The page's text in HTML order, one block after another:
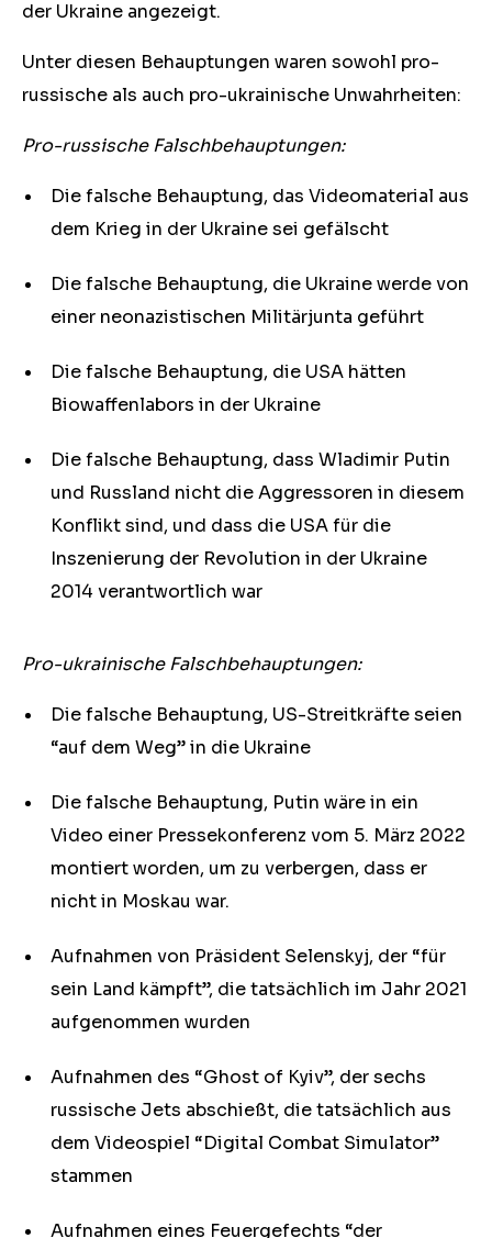
der Ukraine angezeigt.
Unter diesen Behauptungen waren sowohl pro-
russische als auch pro-ukrainische Unwahrheiten:
Pro-russische Falschbehauptungen:
Die falsche Behauptung, das Videomaterial aus
dem Krieg in der Ukraine sei gefälscht
Die falsche Behauptung, die Ukraine werde von
einer neonazistischen Militärjunta geführt
Die falsche Behauptung, die USA hätten
Biowaffenlabors in der Ukraine
Die falsche Behauptung, dass Wladimir Putin
und Russland nicht die Aggressoren in diesem
Konflikt sind, und dass die USA für die
Inszenierung der Revolution in der Ukraine
2014 verantwortlich war
Pro-ukrainische Falschbehauptungen:
Die falsche Behauptung, US-Streitkräfte seien
“auf dem Weg” in die Ukraine
Die falsche Behauptung, Putin wäre in ein
Video einer Pressekonferenz vom 5. März 2022
montiert worden, um zu verbergen, dass er
nicht in Moskau war.
Aufnahmen von Präsident Selenskyj, der “für
sein Land kämpft”, die tatsächlich im Jahr 2021
aufgenommen wurden
Aufnahmen des “Ghost of Kyiv”, der sechs
russische Jets abschießt, die tatsächlich aus
dem Videospiel “Digital Combat Simulator”
stammen
Aufnahmen eines Feuergefechts “der